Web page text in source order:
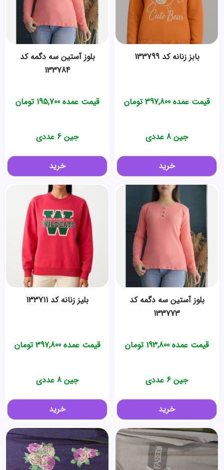
بابز زنانه کد 133799
قیمت عمده397,800 تومان
جین 8 عددی
خرید
بلوز آستین سه دگمه کد
133784
قیمت عمده195,700 تومان
جین 6 عددی
خرید
بلوز آستین سه دگمه کد
133773
قیمت عمده193,800 تومان
جین 6 عددی
خرید
بلیز زنانه کد 133711
قیمت عمده397,800 تومان
جین 8 عددی
خرید